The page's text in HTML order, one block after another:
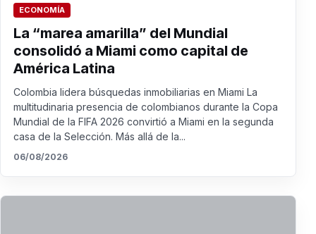
ECONOMÍA
La “marea amarilla” del Mundial
consolidó a Miami como capital de
América Latina
Colombia lidera búsquedas inmobiliarias en Miami La
multitudinaria presencia de colombianos durante la Copa
Mundial de la FIFA 2026 convirtió a Miami en la segunda
casa de la Selección. Más allá de la...
06/08/2026